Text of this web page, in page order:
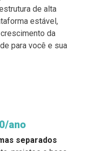
de alta
estável,
da
para você e sua
ano
separados